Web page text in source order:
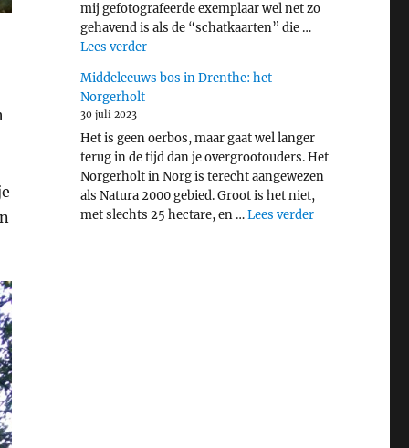
mij gefotografeerde exemplaar wel net zo
gehavend is als de “schatkaarten” die …
Lees verder"Araschnia levana: landkaartje"
Middeleeuws bos in Drenthe: het
Norgerholt
30 juli 2023
Het is geen oerbos, maar gaat wel langer
terug in de tijd dan je overgrootouders. Het
Norgerholt in Norg is terecht aangewezen
als Natura 2000 gebied. Groot is het niet,
met slechts 25 hectare, en …Lees verder"Middeleeuws